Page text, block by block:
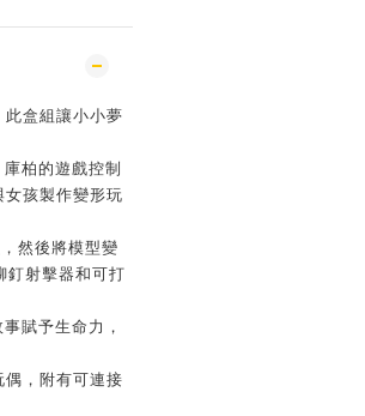
盒組讓小小夢
柏的遊戲控制
孩製作變形玩
然後將模型變
釘射擊器和可打
賦予生命力，
，附有可連接